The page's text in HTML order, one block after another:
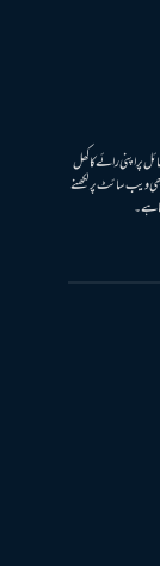
پر اپنی رائے کا کھل
ویب سائٹ پر لکھنے
ہے۔